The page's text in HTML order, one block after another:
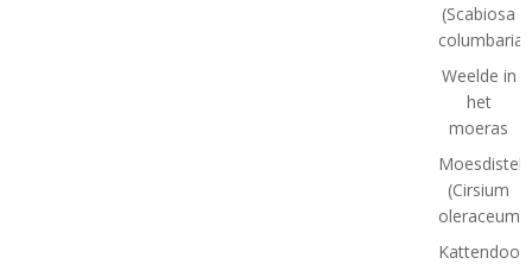
(Scabiosa
columbaria)
Weelde in
het
moeras
Moesdistel
(Cirsium
oleraceum)